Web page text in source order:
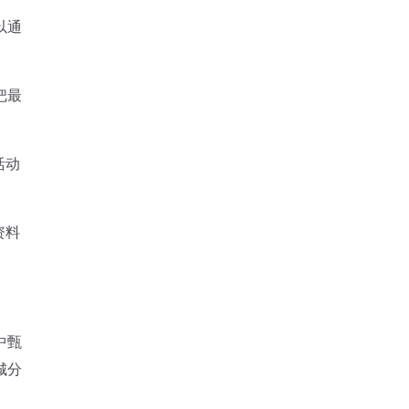
通
最
动
料
甄
分